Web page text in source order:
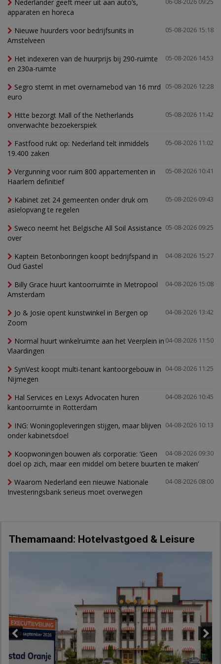
06-08-2026 09:25
Nederlander geeft meer uit aan auto’s,
apparaten en horeca
05-08-2026 15:18
Nieuwe huurders voor bedrijfsunits in
Amstelveen
05-08-2026 14:53
Het indexeren van de huurprijs bij 290-ruimte
en 230a-ruimte
05-08-2026 12:28
Segro stemt in met overnamebod van 16 mrd
euro
05-08-2026 11:42
Hitte bezorgt Mall of the Netherlands
onverwachte bezoekerspiek
05-08-2026 11:02
Fastfood rukt op: Nederland telt inmiddels
19.400 zaken
05-08-2026 10:41
Vergunning voor ruim 800 appartementen in
Haarlem definitief
05-08-2026 09:43
Kabinet zet 24 gemeenten onder druk om
asielopvang te regelen
05-08-2026 09:25
Sweco neemt het Belgische All Soil Assistance
over
04-08-2026 15:27
Kaptein Betonboringen koopt bedrijfspand in
Oud Gastel
04-08-2026 15:08
Billy Grace huurt kantoorruimte in Metropool
Amsterdam
04-08-2026 13:42
Jo & Josie opent kunstwinkel in Bergen op
Zoom
04-08-2026 11:50
Normal huurt winkelruimte aan het Veerplein in
Vlaardingen
04-08-2026 11:25
SynVest koopt multi-tenant kantoorgebouw in
Nijmegen
04-08-2026 10:45
Hal Services en Lexys Advocaten huren
kantoorruimte in Rotterdam
04-08-2026 10:13
ING: Woningopleveringen stijgen, maar blijven
onder kabinetsdoel
04-08-2026 09:30
Koopwoningen bouwen als corporatie: ‘Geen
doel op zich, maar een middel om betere buurten te maken’
04-08-2026 08:00
Waarom Nederland een nieuwe Nationale
Investeringsbank serieus moet overwegen
Themamaand: Hotelvastgoed & Leisure
Next